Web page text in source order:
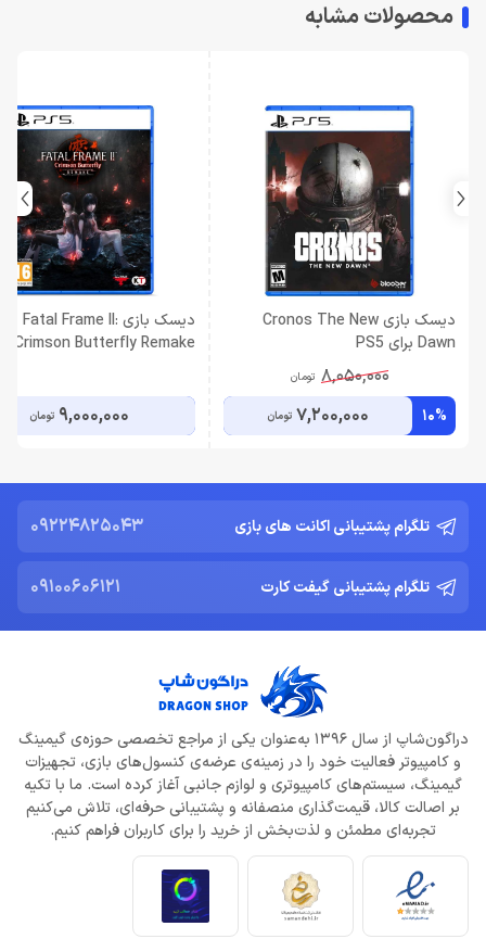
محصولات مشابه
دیسک بازی Cronos The New
Dawn برای PS5
8,050,000 تومان
10%
7,200,000 تومان
دیسک بازی Fatal Frame II:
9,000,000 تومان
تلگرام پشتیبانی اکانت های بازی 09224825043
تلگرام پشتیبانی گیفت کارت 09100606121
دراگون‌شاپ از سال 1396 به‌عنوان یکی از مراجع تخصصی حوزه‌ی گیمینگ
و کامپیوتر فعالیت خود را در زمینه‌ی عرضه‌ی کنسول‌های بازی، تجهیزات
گیمینگ، سیستم‌های کامپیوتری و لوازم جانبی آغاز کرده است. ما با تکیه
بر اصالت کالا، قیمت‌گذاری منصفانه و پشتیبانی حرفه‌ای، تلاش می‌کنیم
تجربه‌ای مطمئن و لذت‌بخش از خرید را برای کاربران فراهم کنیم.